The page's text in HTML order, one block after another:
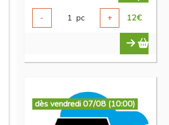
-
1 pc + 12€
dès vendredi 07/08 (10:00)